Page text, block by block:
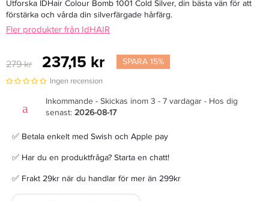
Utforska IDHair Colour Bomb 1001 Cold Silver, din bästa vän för att
förstärka och vårda din silverfärgade hårfärg.
Fler produkter från IdHAIR
279 kr 237,15 kr SPARA 15%
Ingen recension
Inkommande - Skickas inom 3 - 7 vardagar - Hos dig
senast: 2026-08-17
✅ Betala enkelt med Swish och Apple pay
✅ Har du en produktfråga? Starta en chatt!
✅ Frakt 29kr när du handlar för mer än 299kr